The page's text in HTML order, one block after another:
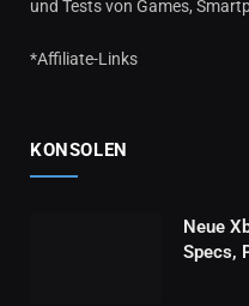
und Tests von Games,
*Affiliate-Links
KONSOLEN
Neue
Specs,